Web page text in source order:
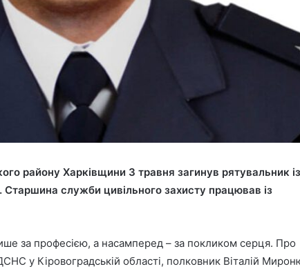
району Харківщини 3 травня загинув рятувальник із
Старшина служби цивільного захисту працював із
за професією, а насамперед – за покликом серця. Про
у Кіровоградській області, полковник Віталій